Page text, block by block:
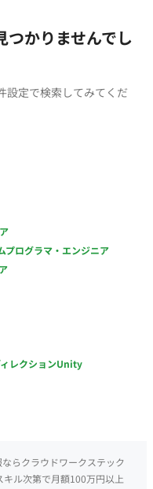
つかりませんでし
設定で検索してみてくだ
プログラマ・エンジニア
レクションUnity
らクラウドワークステック
キル次第で月額100万円以上